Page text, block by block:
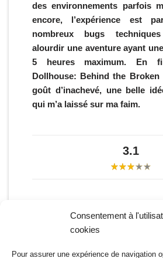
Consentement à
cookies
Pour assurer une expérience de navigation
des environnements parfois
encore, l’expérience est
nombreux bugs
alourdir une aventure ayant
5 heures maximum. En
Dollhouse: Behind the
goût d’inachevé, une belle
qui m’a laissé sur ma faim.
3.1
Étiquettes: DOLLHOUSE : BEHIND THE